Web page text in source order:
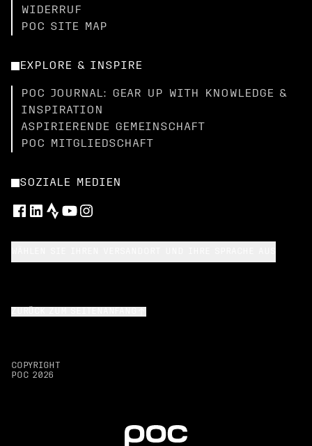
WIDERRUF
POC SITE MAP
EXPLORE & INSPIRE
POC JOURNAL: GEAR UP WITH KNOWLEDGE &
INSPIRATION
ASPIRIERENDE GEMEINSCHAFT
POC MITGLIEDSCHAFT
SOZIALE MEDIEN
COPYRIGHT
POC 2026